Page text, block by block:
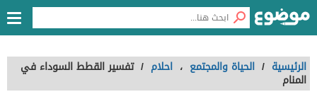
الرئيسية / الحياة والمجتمع ، احلام / تفسير القطط السوداء في
المنام